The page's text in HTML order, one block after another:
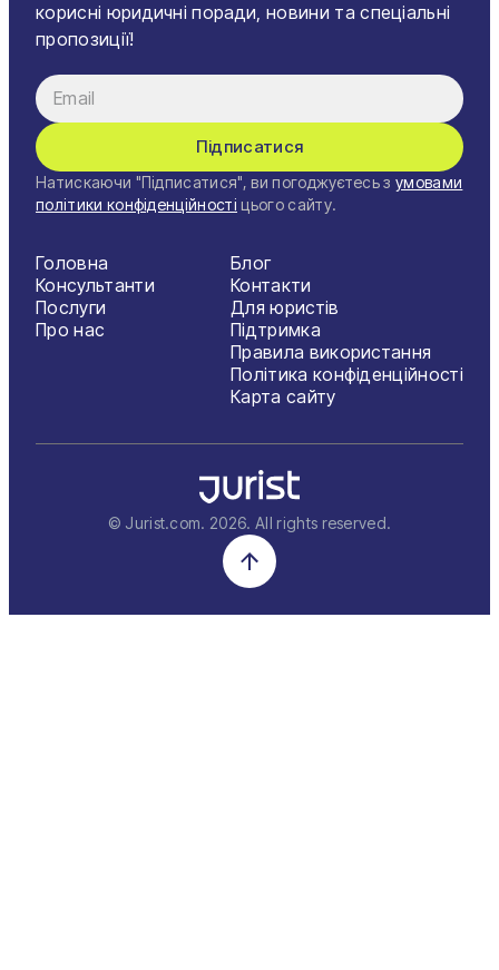
корисні юридичні поради, новини та спеціальні
пропозиції!
Підписатися
Натискаючи "Підписатися", ви погоджуєтесь з умовами
політики конфіденційності цього сайту.
Головна
Консультанти
Послуги
Про нас
Блог
Контакти
Для юристів
Підтримка
Правила використання
Політика конфіденційності
Карта сайту
© Jurist.com. 2026. All rights reserved.